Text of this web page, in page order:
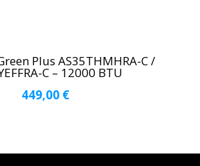
Plus AS35THMHRA-C /
C – 12000 BTU
449,00 €